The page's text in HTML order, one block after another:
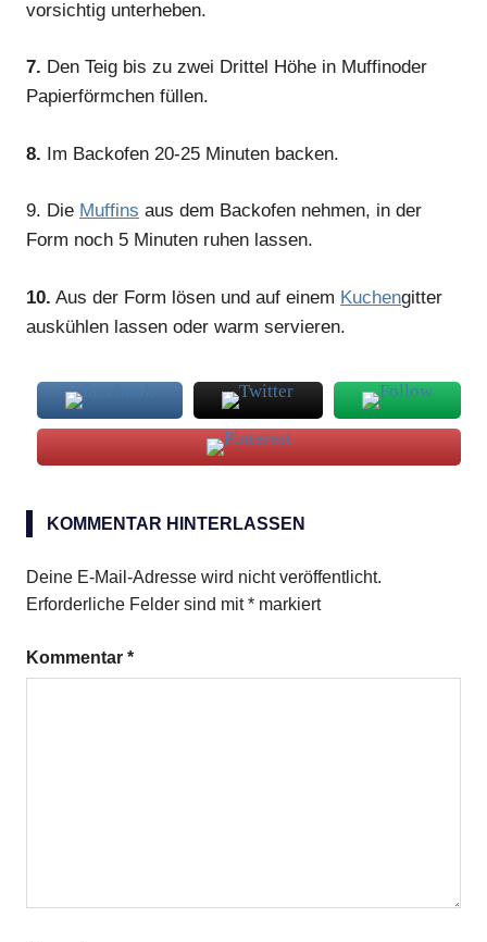
vorsichtig unterheben.
7. Den Teig bis zu zwei Drittel Höhe in Muffinoder
Papierförmchen füllen.
8. Im Backofen 20-25 Minuten backen.
9. Die Muffins aus dem Backofen nehmen, in der
Form noch 5 Minuten ruhen lassen.
10. Aus der Form lösen und auf einem Kuchengitter
auskühlen lassen oder warm servieren.
reife
KOMMENTAR HINTERLASSEN
Deine E-Mail-Adresse wird nicht veröffentlicht.
Erforderliche Felder sind mit* markiert
Kommentar *